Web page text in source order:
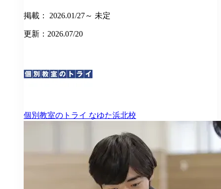
掲載： 2026.01/27～ 未定
更新：2026.07/20
個別教室のトライ なゆた浜北校